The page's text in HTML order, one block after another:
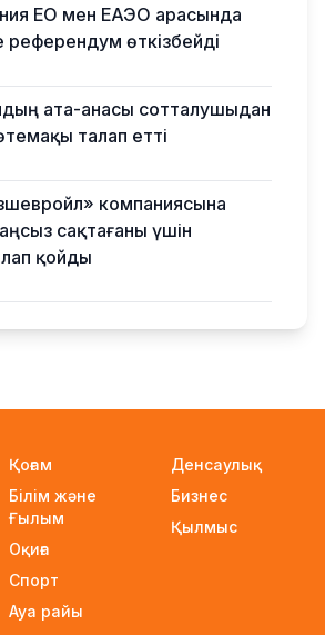
ЕО мен ЕАЭО арасында
референдум өткізбейді
ата-анасы сотталушыдан
талап етті
компаниясына
сақтағаны үшін
қойды
миллион теңге: Алматыда
гранттары иегерлерінің
IT-мамандар мен
млн теңгеге дейін тұрғын
мүмкін
Қоғам
Білім және
Ғылым
Оқиға
Спорт
Ауа райы
Денсаулық
Бизнес
Қылмыс